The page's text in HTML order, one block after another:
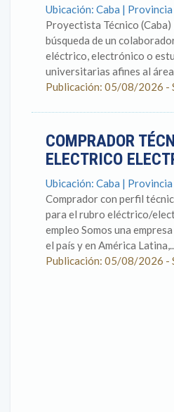
Ubicación: Caba |
Proyectista Técnico
búsqueda de un
eléctrico, electrónico o
universitarias afines al área
Publicación: 05/08/2026 -
COMPRADOR
ELECTRICO
Ubicación: Caba |
Comprador con perfil
para el rubro eléctrico/
empleo Somos una
el país y en América
Publicación: 05/08/2026 -